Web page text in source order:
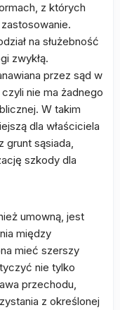
z których
na służebność
zwykłą.
przez sąd w
nie ma żadnego
W takim
dla właściciela
grunt sąsiada,
szkody dla
umowną, jest
między
mieć szerszy
nie tylko
przechodu,
z określonej